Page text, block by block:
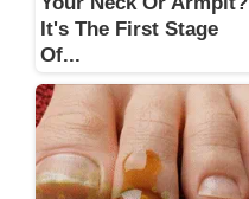
It's The First Stage
Of...